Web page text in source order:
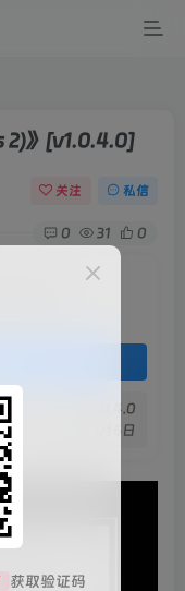
》 [v1.0.4.0]
关注 私信
0 31 0
v1.0.4.0
2025年11月6日
获取验证码